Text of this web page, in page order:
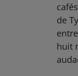
de
huit